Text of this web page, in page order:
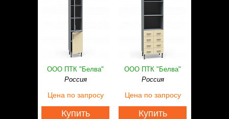
ООО ПТК "Белва"
Россия
Цена по запросу
Купить
ООО ПТК "Белва"
Россия
Цена по запросу
Купить